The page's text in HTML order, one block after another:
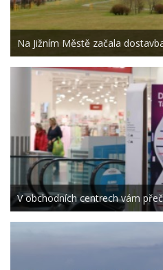
Na Jižním Městě začala
V obchodních centrech vám